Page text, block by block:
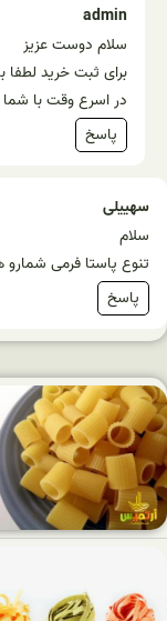
admin
سلام دوست عزیز
برای ثبت خرید لطفا
در اسرع وقت با شما
پاسخ
سهییلی
سلام
تنوع پاستا فرمی شمارو
پاسخ